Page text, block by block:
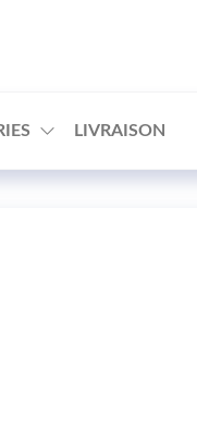
LIVRAISON